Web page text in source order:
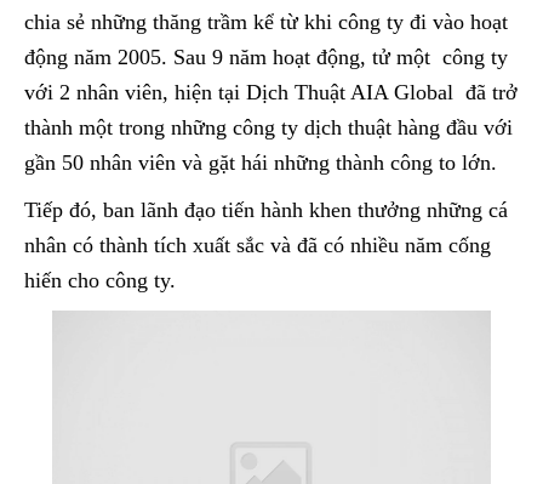
chia sẻ những thăng trầm kể từ khi công ty đi vào hoạt
động năm 2005. Sau 9 năm hoạt động, tử một công ty
với 2 nhân viên, hiện tại Dịch Thuật AIA Global đã trở
thành một trong những công ty dịch thuật hàng đầu với
gần 50 nhân viên và gặt hái những thành công to lớn.
Tiếp đó, ban lãnh đạo tiến hành khen thưởng những cá
nhân có thành tích xuất sắc và đã có nhiều năm cống
hiến cho công ty.